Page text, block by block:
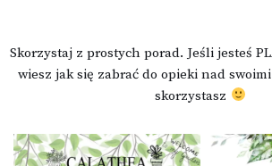
Skorzystaj z prostych porad. Jeśli jesteś
wiesz jak się zabrać do opieki nad
skorzystasz